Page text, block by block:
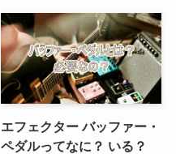
エフェクター バッファー・
ペダルってなに？ いる？